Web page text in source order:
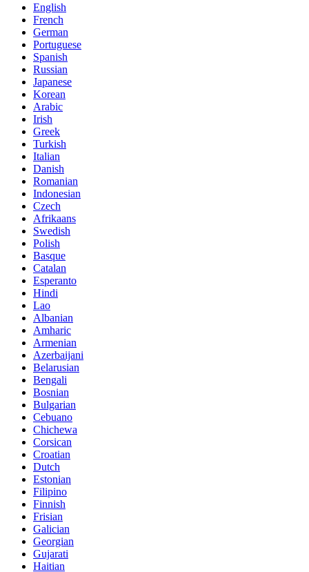
English
French
German
Portuguese
Spanish
Russian
Japanese
Korean
Arabic
Irish
Greek
Turkish
Italian
Danish
Romanian
Indonesian
Czech
Afrikaans
Swedish
Polish
Basque
Catalan
Esperanto
Hindi
Lao
Albanian
Amharic
Armenian
Azerbaijani
Belarusian
Bengali
Bosnian
Bulgarian
Cebuano
Chichewa
Corsican
Croatian
Dutch
Estonian
Filipino
Finnish
Frisian
Galician
Georgian
Gujarati
Haitian